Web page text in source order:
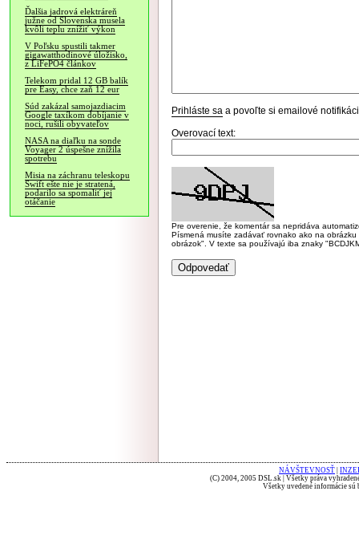
Ďalšia jadrová elektráreň
južne od Slovenska musela
kvôli teplu znížiť výkon
V Poľsku spustili takmer
gigawatthodinové úložisko,
z LiFePO4 článkov
Telekom pridal 12 GB balík
pre Easy, chce zaň 12 eur
Súd zakázal samojazdiacim
Google taxíkom dobíjanie v
noci, rušili obyvateľov
NASA na diaľku na sonde
Voyager 2 úspešne znížila
spotrebu
Misia na záchranu teleskopu
Swift ešte nie je stratená,
podarilo sa spomaliť jej
otáčanie
Prihláste sa a povoľte si emailové
Overovací text:
Pre overenie, že komentár sa nepridáva
Písmená musíte zadávať rovnako ako na
obrázok". V texte sa používajú iba znaky
NÁVŠTEVNOSŤ
(C) 2004, 2005 DSL.sk | Všetky práva
Všetky uvedené informácie sú